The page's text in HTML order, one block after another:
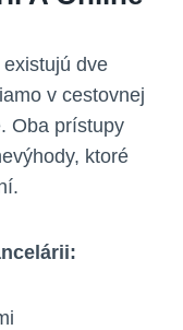
dve
v cestovnej
Oba prístupy
ktoré